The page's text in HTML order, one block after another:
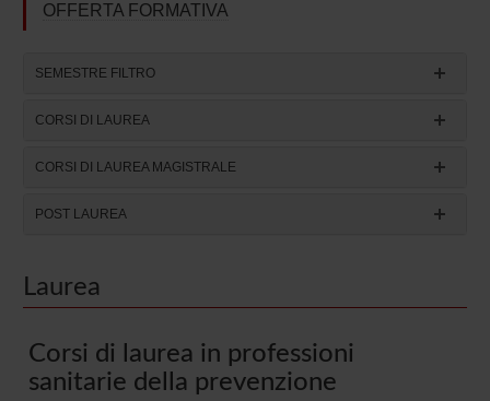
OFFERTA FORMATIVA
SEMESTRE FILTRO
CORSI DI LAUREA
CORSI DI LAUREA MAGISTRALE
POST LAUREA
Laurea
Corsi di laurea in professioni
sanitarie della prevenzione